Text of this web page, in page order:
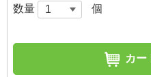
数量 個
カー